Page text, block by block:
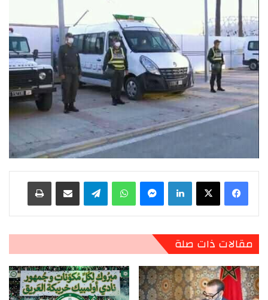
لينكدإن ماسنجر واتساب تيلقرام مشاركة عبر البريد طباعة
مقالات ذات صلة